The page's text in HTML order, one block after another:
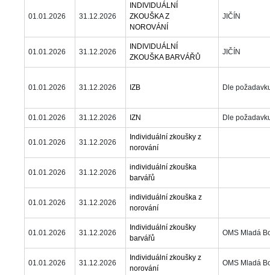
01.01.2026 31.12.2026
INDIVIDUÁLNÍ
ZKOUŠKA Z
NOROVÁNÍ
JIČÍN
01.01.2026 31.12.2026
INDIVIDUÁLNÍ
ZKOUŠKA BARVÁŘŮ
JIČÍN
01.01.2026 31.12.2026 IZB Dle
01.01.2026 31.12.2026 IZN Dle
01.01.2026 31.12.2026
Individuální zkoušky z
norování
01.01.2026 31.12.2026
individuální zkouška
barvářů
01.01.2026 31.12.2026
individuální zkouška z
norování
01.01.2026 31.12.2026
Individuální zkoušky
barvářů
OMS Mladá
01.01.2026 31.12.2026
Individuální zkoušky z
norování
OMS Mladá